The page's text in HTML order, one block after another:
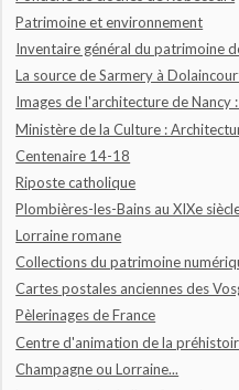
Patrimoine et environnement
Inventaire général du patrimoine
La source de Sarmery à
Images de l'architecture de
Ministère de la Culture :
Centenaire 14-18
Riposte catholique
Plombières-les-Bains au XIXe
Lorraine romane
Collections du patrimoine
Cartes postales anciennes des
Pèlerinages de France
Centre d'animation de la
Champagne ou Lorraine...